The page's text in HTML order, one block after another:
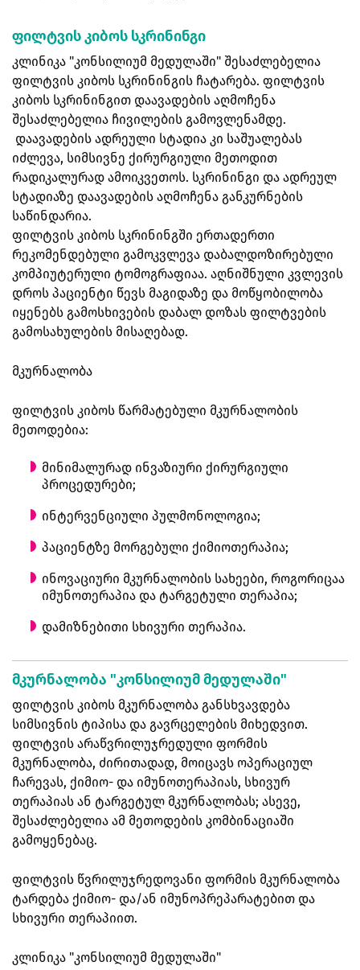
ფილტვის კიბოს სკრინინგი
კლინიკა "კონსილიუმ მედულაში" შესაძლებელია
ფილტვის კიბოს სკრინინგის ჩატარება. ფილტვის
კიბოს სკრინინგით დაავადების აღმოჩენა
შესაძლებელია ჩივილების გამოვლენამდე.
დაავადების ადრეული სტადია კი საშუალებას
იძლევა, სიმსივნე ქირურგიული მეთოდით
რადიკალურად ამოიკვეთოს. სკრინინგი და ადრეულ
სტადიაზე დაავადების აღმოჩენა განკურნების
საწინდარია.
ფილტვის კიბოს სკრინინგში ერთადერთი
რეკომენდებული გამოკვლევა დაბალდოზირებული
კომპიუტერული ტომოგრაფიაა. აღნიშნული კვლევის
დროს პაციენტი წევს მაგიდაზე და მოწყობილობა
იყენებს გამოსხივების დაბალ დოზას ფილტვების
გამოსახულების მისაღებად.
მკურნალობა
ფილტვის კიბოს წარმატებული მკურნალობის
მეთოდებია:
მინიმალურად ინვაზიური ქირურგიული
პროცედურები;
ინტერვენციული პულმონოლოგია;
პაციენტზე მორგებული ქიმიოთერაპია;
ინოვაციური მკურნალობის სახეები, როგორიცაა
იმუნოთერაპია და ტარგეტული თერაპია;
დამიზნებითი სხივური თერაპია.
მკურნალობა "კონსილიუმ მედულაში"
ფილტვის კიბოს მკურნალობა განსხვავდება
სიმსივნის ტიპისა და გავრცელების მიხედვით.
ფილტვის არაწვრილუჯრედული ფორმის
მკურნალობა, ძირითადად, მოიცავს ოპერაციულ
ჩარევას, ქიმიო- და იმუნოთერაპიას, სხივურ
თერაპიას ან ტარგეტულ მკურნალობას; ასევე,
შესაძლებელია ამ მეთოდების კომბინაციაში
გამოყენებაც.
ფილტვის წვრილუჯრედოვანი ფორმის მკურნალობა
ტარდება ქიმიო- და/ან იმუნოპრეპარატებით და
სხივური თერაპიით.
კლინიკა "კონსილიუმ მედულაში"